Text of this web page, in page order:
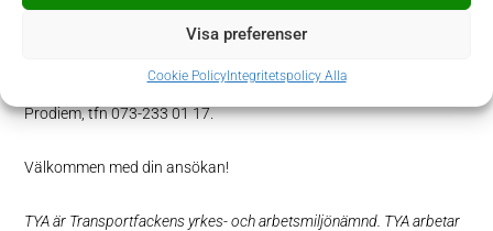
Visa preferenser
Cookie PolicyIntegritetspolicy Alla
intervjuer sker löpande, varför vi gärna vill ha din ansökan så
snart som möjligt. Ansökan sker via Prodiems hemsida
Prodiem, tfn 073-233 01 17.
Välkommen med din ansökan!
TYA är Transportfackens yrkes- och arbetsmiljönämnd. TYA arbetar